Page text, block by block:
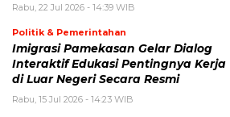
Rabu, 22 Jul 2026 - 14:39 WIB
Politik & Pemerintahan
Imigrasi Pamekasan Gelar Dialog
Interaktif Edukasi Pentingnya Kerja
di Luar Negeri Secara Resmi
Rabu, 15 Jul 2026 - 14:23 WIB